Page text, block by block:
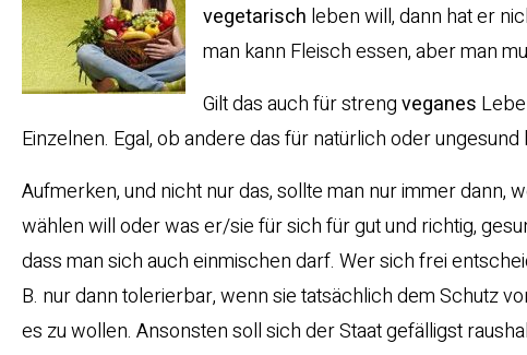
vegetarisch leben will, dann hat er
man kann Fleisch essen, aber man
Gilt das auch für strengveganes
Einzelnen. Egal, ob andere das für natürlich oder ungesund
Aufmerken, und nicht nur das, sollte man nur immer
wählen will oder was er/sie für sich für gut und richtig,
dass man sich auch einmischen darf. Wer sich frei
B. nur dann tolerierbar, wenn sie tatsächlich dem Schutz
es zu wollen. Ansonsten soll sich der Staat gefälligst